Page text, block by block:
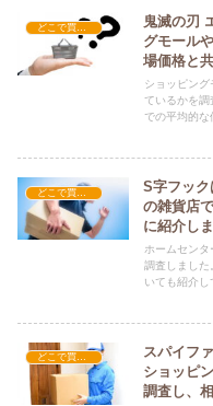
鬼滅の刃
グモール
場価格と
ショッピン
ているかを調
での平均的な
S字フッ
の雑貨店
に紹介しま
ホームセンタ
調査しました
いても紹介
どこで買える？-雑貨
スパイフ
ショッピ
調査し、